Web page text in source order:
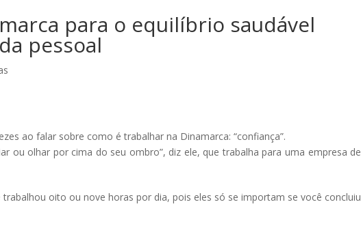
para o equilíbrio saudável
pessoal
ao falar sobre como é trabalhar na Dinamarca: “confiança”.
ou olhar por cima do seu ombro”, diz ele, que trabalha para uma empresa de
oito ou nove horas por dia, pois eles só se importam se você concluiu